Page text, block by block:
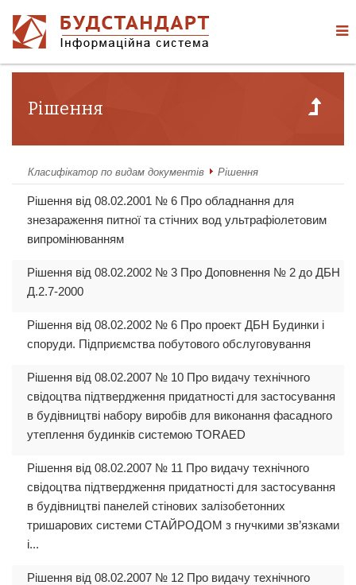
Рішення
Класифікатор по видам документів Рішення
Рішення від 08.02.2001 № 6 Про обладнання для
знезараження питної та стічних вод ультрафіолетовим
випромінюванням
Рішення від 08.02.2002 № 3 Про Доповнення № 2 до ДБН
Д.2.7-2000
Рішення від 08.02.2002 № 6 Про проект ДБН Будинки і
споруди. Підприємства побутового обслуговування
Рішення від 08.02.2007 № 10 Про видачу технічного
свідоцтва підтвердження придатності для застосування
в будівництві набору виробів для виконання фасадного
утеплення будинків системою TORAED
Рішення від 08.02.2007 № 11 Про видачу технічного
свідоцтва підтвердження придатності для застосування
в будівництві панелей стінових залізобетонних
тришарових системи СТАЙРОДОМ з гнучкими зв’язками
і...
Рішення від 08.02.2007 № 12 Про видачу технічного